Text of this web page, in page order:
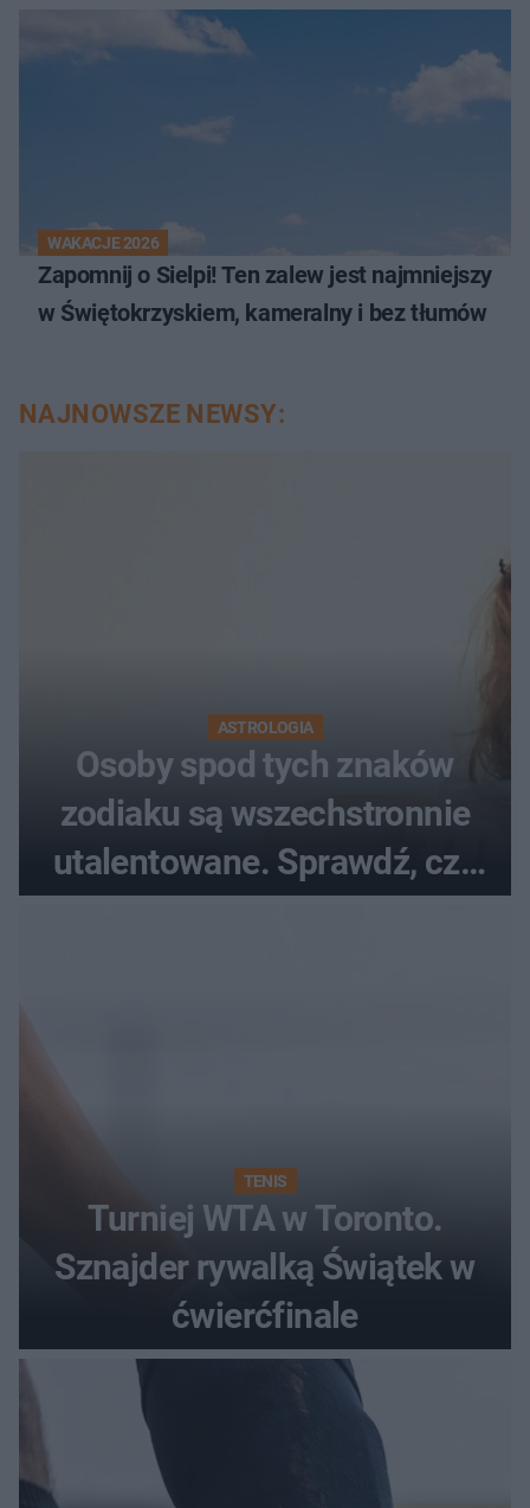
WAKACJE 2026
Zapomnij o Sielpi! Ten zalew jest najmniejszy
w Świętokrzyskiem, kameralny i bez tłumów
NAJNOWSZE NEWSY:
ASTROLOGIA
Osoby spod tych znaków
zodiaku są wszechstronnie
utalentowane. Sprawdź, czy
TENIS
Turniej WTA w Toronto.
Sznajder rywalką Świątek w
ćwierćfinale